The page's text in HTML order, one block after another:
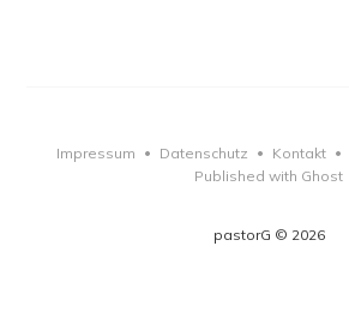
pastorG © 2026
Impressum • Datenschutz • Kontakt •
Published with Ghost